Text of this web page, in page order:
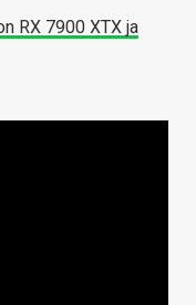
RX 7900 XTX ja